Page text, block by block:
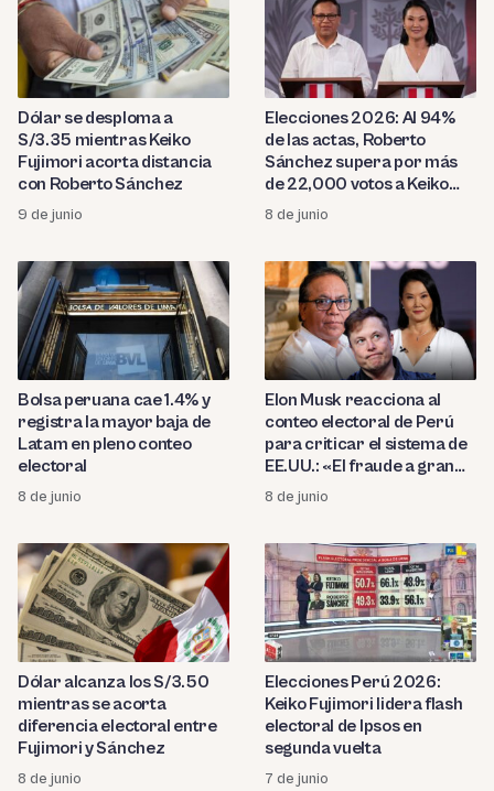
Dólar se desploma a
S/3.35 mientras Keiko
Fujimori acorta distancia
con Roberto Sánchez
9 de junio
Elecciones 2026: Al 94%
de las actas, Roberto
Sánchez supera por más
de 22,000 votos a Keiko
Fujimori
8 de junio
Bolsa peruana cae 1.4% y
registra la mayor baja de
Latam en pleno conteo
electoral
8 de junio
Elon Musk reacciona al
conteo electoral de Perú
para criticar el sistema de
EE.UU.: «El fraude a gran
escala toma tiempo»
8 de junio
Dólar alcanza los S/3.50
mientras se acorta
diferencia electoral entre
Fujimori y Sánchez
8 de junio
Elecciones Perú 2026:
Keiko Fujimori lidera flash
electoral de Ipsos en
segunda vuelta
7 de junio